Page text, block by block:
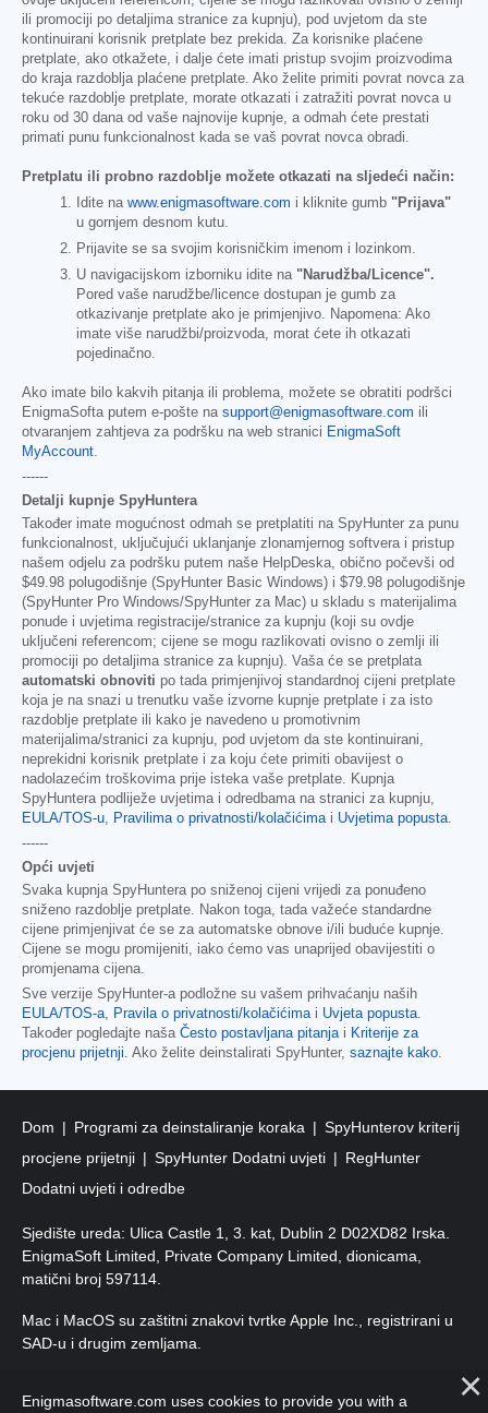
ili promociji po detaljima stranice za kupnju), pod uvjetom da ste
kontinuirani korisnik pretplate bez prekida. Za korisnike plaćene
pretplate, ako otkažete, i dalje ćete imati pristup svojim proizvodima
do kraja razdoblja plaćene pretplate. Ako želite primiti povrat novca za
tekuće razdoblje pretplate, morate otkazati i zatražiti povrat novca u
roku od 30 dana od vaše najnovije kupnje, a odmah ćete prestati
primati punu funkcionalnost kada se vaš povrat novca obradi.
Pretplatu ili probno razdoblje možete otkazati na sljedeći način:
Idite na www.enigmasoftware.com i kliknite gumb "Prijava"
u gornjem desnom kutu.
Prijavite se sa svojim korisničkim imenom i lozinkom.
U navigacijskom izborniku idite na "Narudžba/Licence".
Pored vaše narudžbe/licence dostupan je gumb za
otkazivanje pretplate ako je primjenjivo. Napomena: Ako
imate više narudžbi/proizvoda, morat ćete ih otkazati
pojedinačno.
Ako imate bilo kakvih pitanja ili problema, možete se obratiti podršci
EnigmaSofta putem e-pošte na support@enigmasoftware.com ili
otvaranjem zahtjeva za podršku na web stranici EnigmaSoft
MyAccount.
------
Detalji kupnje SpyHuntera
Također imate mogućnost odmah se pretplatiti na SpyHunter za punu
funkcionalnost, uključujući uklanjanje zlonamjernog softvera i pristup
našem odjelu za podršku putem naše HelpDeska, obično počevši od
$49.98 polugodišnje (SpyHunter Basic Windows) i $79.98 polugodišnje
(SpyHunter Pro Windows/SpyHunter za Mac) u skladu s materijalima
ponude i uvjetima registracije/stranice za kupnju (koji su ovdje
uključeni referencom; cijene se mogu razlikovati ovisno o zemlji ili
promociji po detaljima stranice za kupnju). Vaša će se pretplata
automatski obnoviti po tada primjenjivoj standardnoj cijeni pretplate
koja je na snazi u trenutku vaše izvorne kupnje pretplate i za isto
razdoblje pretplate ili kako je navedeno u promotivnim
materijalima/stranici za kupnju, pod uvjetom da ste kontinuirani,
neprekidni korisnik pretplate i za koju ćete primiti obavijest o
nadolazećim troškovima prije isteka vaše pretplate. Kupnja
SpyHuntera podliježe uvjetima i odredbama na stranici za kupnju,
EULA/TOS-u, Pravilima o privatnosti/kolačićimai Uvjetima popusta.
------
Opći uvjeti
Svaka kupnja SpyHuntera po sniženoj cijeni vrijedi za ponuđeno
sniženo razdoblje pretplate. Nakon toga, tada važeće standardne
cijene primjenjivat će se za automatske obnove i/ili buduće kupnje.
Cijene se mogu promijeniti, iako ćemo vas unaprijed obavijestiti o
promjenama cijena.
Sve verzije SpyHunter-a podložne su vašem prihvaćanju naših
EULA/TOS-a, Pravila o privatnosti/kolačićimai Uvjeta popusta.
Također pogledajte naša Često postavljana pitanjai Kriterije za
procjenu prijetnji. Ako želite deinstalirati SpyHunter, saznajte kako.
Dom Programi za deinstaliranje koraka
SpyHunterov kriterij
procjene prijetnji
SpyHunter Dodatni uvjeti
RegHunter
Dodatni uvjeti i odredbe
Sjedište ureda: Ulica Castle 1, 3. kat, Dublin 2 D02XD82 Irska.
EnigmaSoft Limited, Private Company Limited, dionicama,
matični broj 597114.
Mac i MacOS su zaštitni znakovi tvrtke Apple Inc., registrirani u
SAD-u i drugim zemljama.
pridržana.
Enigmasoftware.com uses cookies to provide you with a